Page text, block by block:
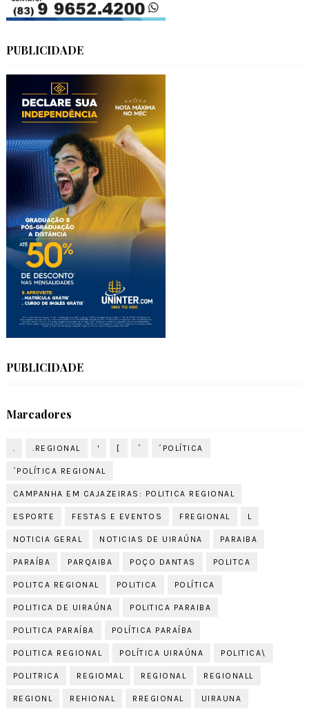
PUBLICIDADE
PUBLICIDADE
Marcadores
. .REGIONAL ' [ ´ ´POLÍTICA
´POLÍTICA REGIONAL
CAMPANHA EM CAJAZEIRAS: POLITICA REGIONAL
ESPORTE FESTAS E EVENTOS FREGIONAL L
NOTICIA GERAL NOTICIAS DE UIRAÚNA PARAIBA
PARAÍBA PARQAIBA POÇO DANTAS POLITCA
POLITCA REGIONAL POLITICA POLÍTICA
POLITICA DE UIRAÚNA POLITICA PARAIBA
POLITICA PARAÍBA POLÍTICA PARAÍBA
POLITICA REGIONAL POLÍTICA UIRAÚNA POLITICA\
POLITRICA REGIOMAL REGIONAL REGIONALL
REGIONL REHIONAL RREGIONAL UIRAUNA